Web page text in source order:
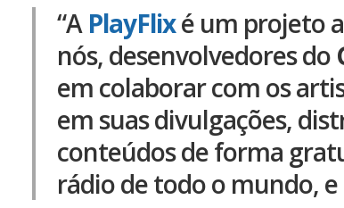
“A PlayFlixé um projeto
nós, desenvolvedores do
em colaborar com os
em suas divulgações,
conteúdos de forma
rádio de todo o mundo,